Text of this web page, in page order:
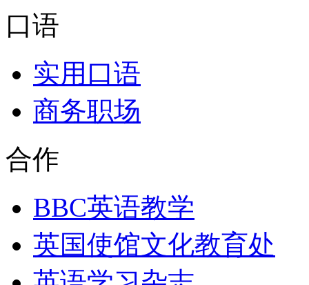
口语
实用口语
商务职场
合作
BBC英语教学
英国使馆文化教育处